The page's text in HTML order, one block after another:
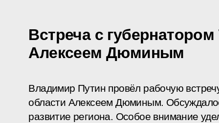
Встреча с
Алексеем Дюминым
Владимир Путин провёл рабочую
области Алексеем Дюминым.
развитие региона. Особое внимание